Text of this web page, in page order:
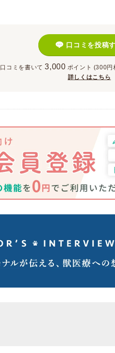
口コミを投稿
口コミを書いて 3,000 ポイント (300円
詳しくはこちら